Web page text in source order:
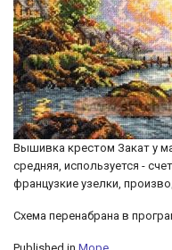
Вышивка крестом Закат у
средняя, используется -
французкие узелки,
Схема перенабрана в